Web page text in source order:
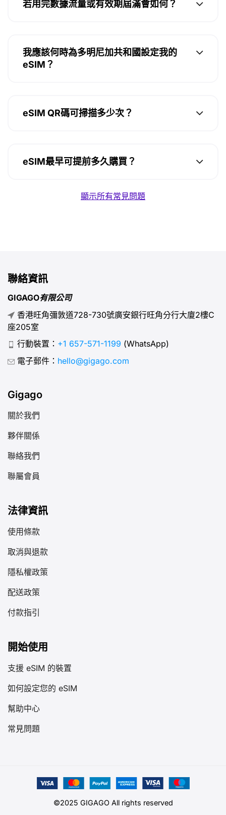
若用完數據流量或有效期屆滿會如何？
我應該何時為多明尼加共和國設定我的
eSIM？
eSIM QR碼可掃描多少次？
eSIM最早可提前多久購買？
顯示所有常見問題
聯絡資訊
GIGAGO有限公司
香港旺角彌敦道728-730號廣安銀行旺角分行大廈2樓C
座205室
行動裝置： +1 657-571-1199 (WhatsApp)
電子郵件： hello@gigago.com
Gigago
關於我們
夥伴關係
聯絡我們
聯屬會員
法律資訊
使用條款
取消與退款
隱私權政策
配送政策
付款指引
開始使用
支援 eSIM 的裝置
如何設定您的 eSIM
幫助中心
常見問題
©2025 GIGAGO All rights reserved